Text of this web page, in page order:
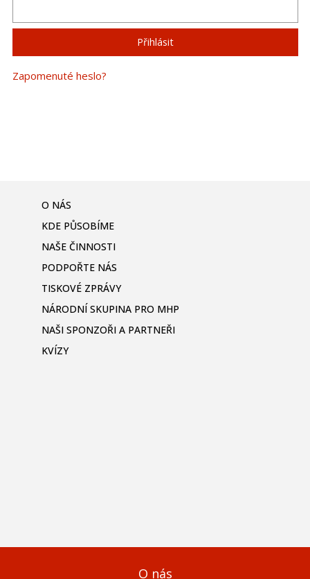
Zapomenuté heslo?
O NÁS
KDE PŮSOBÍME
NAŠE ČINNOSTI
PODPOŘTE NÁS
TISKOVÉ ZPRÁVY
NÁRODNÍ SKUPINA PRO MHP
NAŠI SPONZOŘI A PARTNEŘI
KVÍZY
O nás